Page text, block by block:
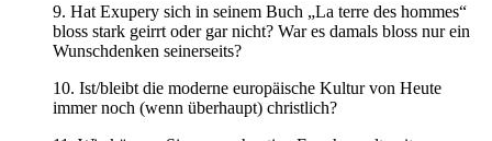
9. Hat Exupery sich in seinem Buch „La terre des hommes“
bloss stark geirrt oder gar nicht? War es damals bloss nur ein
Wunschdenken seinerseits?
10. Ist/bleibt die moderne europäische Kultur von Heute
immer noch (wenn überhaupt) christlich?